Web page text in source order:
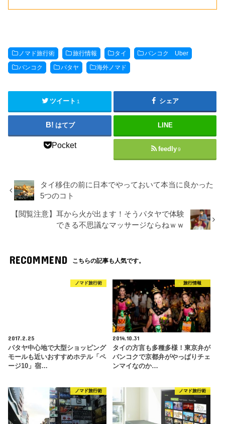
ノマド旅行術 旅行情報 タイ バンコク Uber
バンコク パタヤ 海外ノマド
ツイート 1 シェア
はてブ LINE
Pocket feedly 9
タイ移住の前に日本でやっておいて本当に良かった
5つのコト
【閲覧注意】耳から火が出ます！そうパタヤで体験
できる不思議なマッサージならねｗｗ
RECOMMEND こちらの記事も人気です。
ノマド旅行術
2017.2.25
パタヤ中心地で大型ショッピング
モールも近いおすすめホテル「ペ
ージ10」宿…
旅行情報
2014.10.31
タイの方言も多種多様！東京弁が
バンコクで京都弁がやっぱりチェ
ンマイなのか…
ノマド旅行術 ノマド旅行術